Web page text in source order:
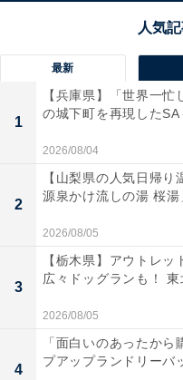
最新
1
【兵庫県】「世界一
の城下町を再現した
2026/08/04
2
【山梨県の人気日帰
源泉かけ流しの湯 桜
2026/08/05
3
【栃木県】アウトレ
広々ドッグランも！
2026/08/05
4
「面白いのあったか
プアップランドリーバ